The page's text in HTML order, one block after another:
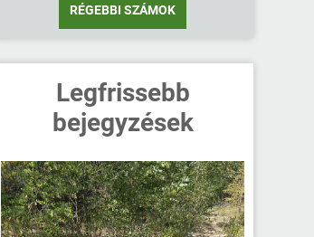
RÉGEBBI SZÁMOK
Legfrissebb
bejegyzések